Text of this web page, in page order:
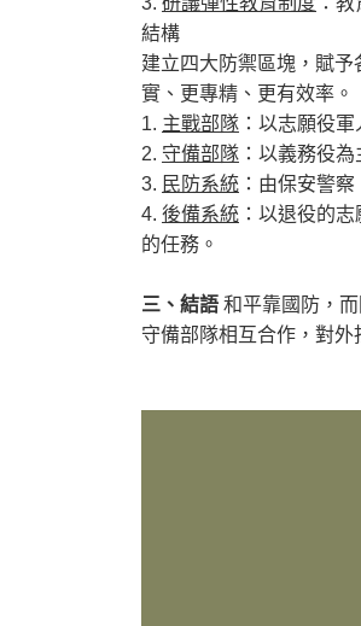
結構
建立四大防禦區塊，賦
實、更專精、更有效率。
1. 主戰部隊 ：以志願役
2. 守備部隊 ：以義務役
3. 民防系統 ：由保安警
4. 後備系統 ：以退役的
的任務。
三、結語 和平靠國防，
守備部隊相互合作，對